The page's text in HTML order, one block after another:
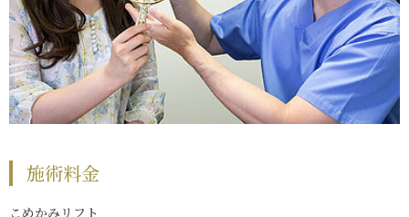
施術料金
こめかみリフト